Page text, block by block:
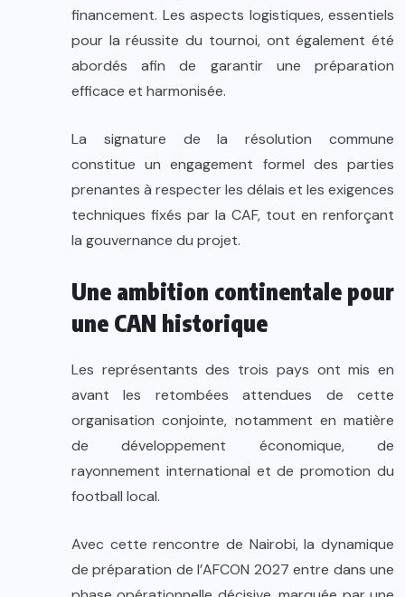
financement. Les aspects logistiques, essentiels
pour la réussite du tournoi, ont également été
abordés afin de garantir une préparation
efficace et harmonisée.
La signature de la résolution commune
constitue un engagement formel des parties
prenantes à respecter les délais et les exigences
techniques fixés par la CAF, tout en renforçant
la gouvernance du projet.
Une ambition continentale pour
une CAN historique
Les représentants des trois pays ont mis en
avant les retombées attendues de cette
organisation conjointe, notamment en matière
de développement économique, de
rayonnement international et de promotion du
football local.
Avec cette rencontre de Nairobi, la dynamique
de préparation de l’AFCON 2027 entre dans une